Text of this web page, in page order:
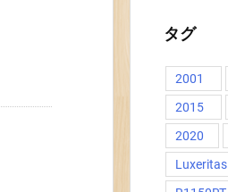
タグ
2001
2015
2020
Luxeritas